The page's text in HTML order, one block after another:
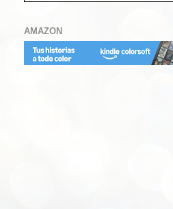
AMAZON